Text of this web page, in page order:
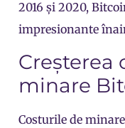
2016 și 2020,
impresionante
Creșterea
minare
Costurile de